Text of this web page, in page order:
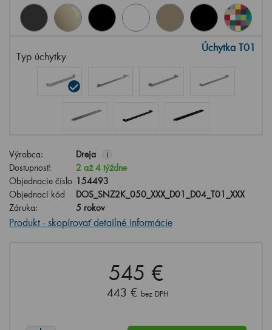
Typ úchytky
Úchytka T01
Výrobca: Dreja i
Dostupnosť:
2 až 4 týždne
Objednacie číslo 154493
Objednací kód
DOS_SNZ2K_050_XXX_D01_D04_T01_XXX
Záruka:
5 rokov
Produkt - skopírovať detailné informácie
545 €
443 € bez DPH